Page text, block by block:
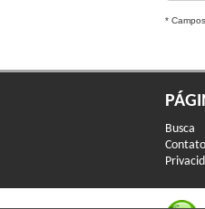
*
Busca
Contato